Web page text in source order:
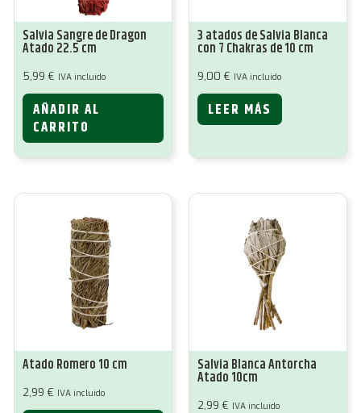
Salvia Sangre de Dragon
Atado 22.5 cm
5,99 € IVA incluido
AÑADIR AL
CARRITO
3 atados de Salvia Blanca
con 7 Chakras de 10 cm
9,00 € IVA incluido
LEER MÁS
Atado Romero 10 cm
2,99 € IVA incluido
Salvia Blanca Antorcha
Atado 10cm
2,99 € IVA incluido